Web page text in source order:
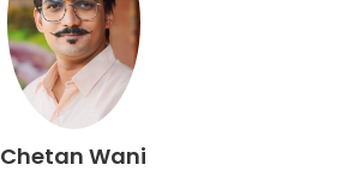
Chetan Wani